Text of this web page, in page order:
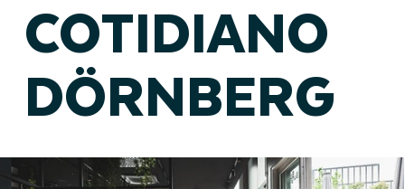
COTIDIANO
DÖRNBERG